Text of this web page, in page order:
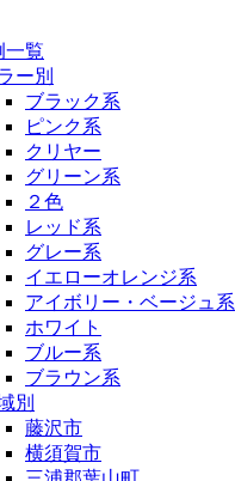
一覧
ー別
ブラック系
ピンク系
クリヤー
グリーン系
２色
レッド系
グレー系
イエローオレンジ系
アイボリー・ベージュ系
ホワイト
ブルー系
ブラウン系
別
藤沢市
横須賀市